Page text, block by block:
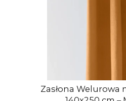
Zasłona Welurowa